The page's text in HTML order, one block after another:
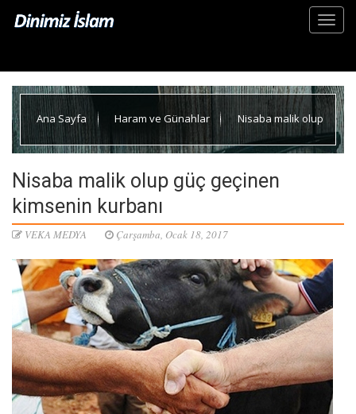
Ana Sayfa Haram ve Günahlar Nisaba malik olup
Nisaba malik olup güç geçinen
kimsenin kurbanı
VEKA MEDYA Çarşamba, Ocak 18, 2017